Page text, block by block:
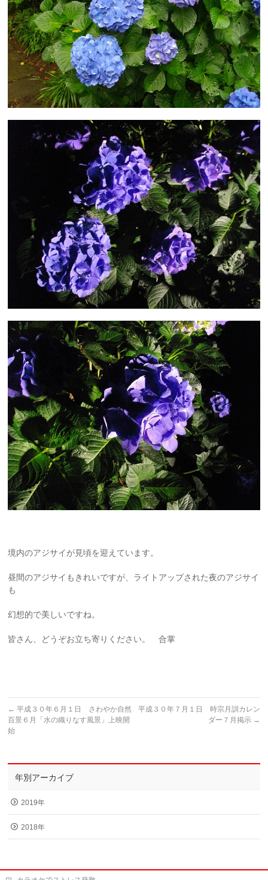
境内のアジサイが見頃を迎えています。
昼間のアジサイもきれいですが、ライトアップされた夜のアジサイ
も
幻想的で美しいですね。
皆さん、どうぞお立ち寄りください。 合掌
← 平成３０年６月１日 さわやか自然
百景６月「水の織りなす風景」上映開
始
平成３０年７月１日 時宗月訓カレン
ダー７月掲示 →
年別アーカイブ
2019年
2018年